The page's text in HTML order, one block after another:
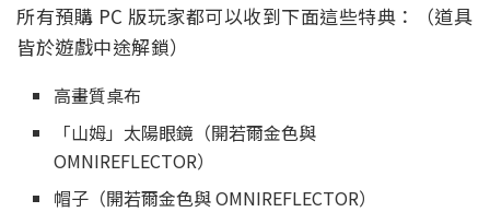
所有預購 PC 版玩家都可以收到下面這些特典：（道具
皆於遊戲中途解鎖）
高畫質桌布
「山姆」太陽眼鏡（開若爾金色與
OMNIREFLECTOR）
帽子（開若爾金色與 OMNIREFLECTOR）